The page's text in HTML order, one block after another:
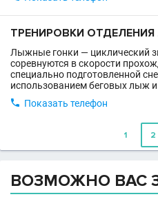
ТРЕНИРОВКИ
Лыжные гонки — циклический
соревнуются в скорости
специально подготовленной
использованием беговых лыж
 Показать телефон
1 2
ВОЗМОЖНО ВАС